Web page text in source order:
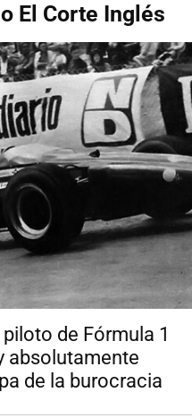
El Corte Inglés
de Fórmula 1
absolutamente
de la burocracia